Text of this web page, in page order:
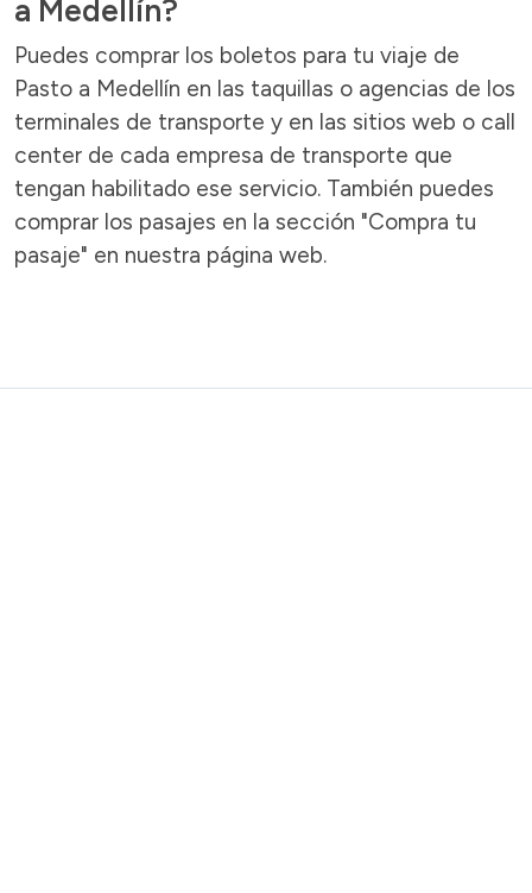
a Medellín?
Puedes comprar los boletos para tu viaje de
Pasto a Medellín en las taquillas o agencias de los
terminales de transporte y en las sitios web o call
center de cada empresa de transporte que
tengan habilitado ese servicio. También puedes
comprar los pasajes en la sección "Compra tu
pasaje" en nuestra página web.